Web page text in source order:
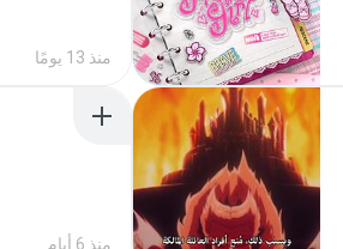
منذ 13 يومًا
منذ 6 أيام